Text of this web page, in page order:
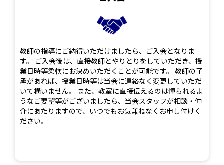
教師の指導にご納得いただけましたら、ご入会となりま
す。 ご入会後は、直接教師とやりとりをしていただき、授
業日時等柔軟にお決めいただくことが可能です。 教師の了
承があれば、授業日時等は当会に連絡なく変更していただ
いて構いません。 また、教室に直接伝えるのは憚られるよ
うなご要望等がございましたら、当会スタッフが相談・仲
介にあたりますので、いつでもお気兼ねなくお申し付けく
ださい。